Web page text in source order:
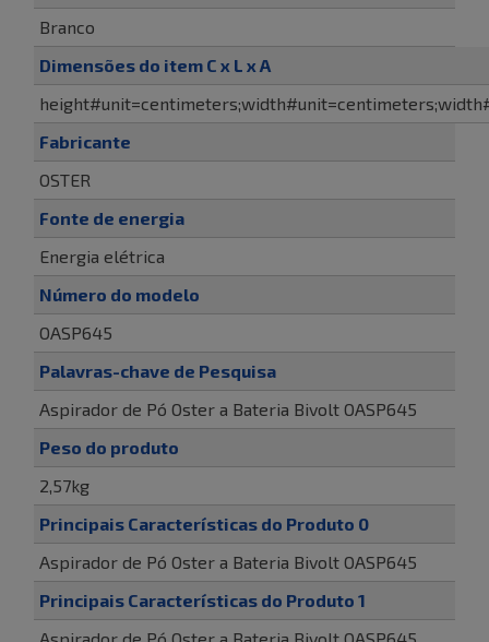
Branco
Dimensões do item C x L x A
Fabricante
OSTER
Fonte de energia
Energia elétrica
Número do modelo
OASP645
Palavras-chave de Pesquisa
Aspirador de Pó Oster a Bateria Bivolt OASP645
Peso do produto
2,57kg
Principais Características do Produto 0
Aspirador de Pó Oster a Bateria Bivolt OASP645
Principais Características do Produto 1